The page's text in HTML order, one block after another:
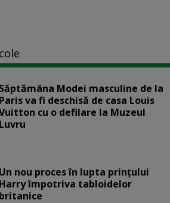
Săptămâna Modei masculine de la
Paris va fi deschisă de casa Louis
cu o defilare la Muzeul
Luvru
Un nou proces în lupta prinţului
Harry împotriva tabloidelor
britanice